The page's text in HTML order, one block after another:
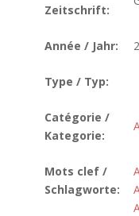
Zeitschrift:
Année / Jahr:
Type / Typ:
Catégorie /
Kategorie:
Mots clef /
Schlagworte: